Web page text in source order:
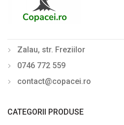
Plante pitice
Reduceri
Uncategorized
Preturile nu contin TVA
Zalau, str. Freziilor
0746 772 559
contact@copacei.ro
CATEGORII PRODUSE